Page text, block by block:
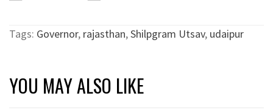
Tags: Governor, rajasthan,Shilpgram Utsav, udaipur
YOU MAY ALSO LIKE